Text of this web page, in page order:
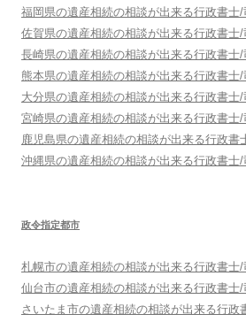
福岡県の遺産相続の相談が出来る行政書士
佐賀県の遺産相続の相談が出来る行政書士
長崎県の遺産相続の相談が出来る行政書士
熊本県の遺産相続の相談が出来る行政書士
大分県の遺産相続の相談が出来る行政書士
宮崎県の遺産相続の相談が出来る行政書士
鹿児島県の遺産相続の相談が出来る行政書
沖縄県の遺産相続の相談が出来る行政書士
政令指定都市
札幌市の遺産相続の相談が出来る行政書士
仙台市の遺産相続の相談が出来る行政書士
さいたま市の遺産相続の相談が出来る行政